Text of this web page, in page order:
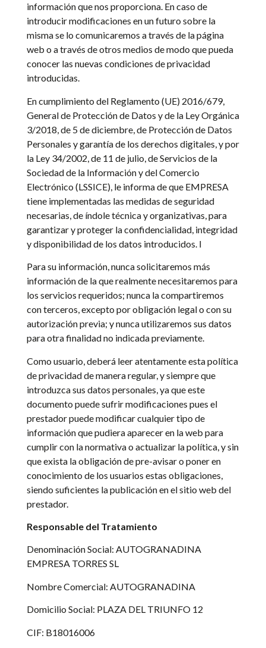
información que nos proporciona. En caso de
introducir modificaciones en un futuro sobre la
misma se lo comunicaremos a través de la página
web o a través de otros medios de modo que pueda
conocer las nuevas condiciones de privacidad
introducidas.
En cumplimiento del Reglamento (UE) 2016/679,
General de Protección de Datos y de la Ley Orgánica
3/2018, de 5 de diciembre, de Protección de Datos
Personales y garantía de los derechos digitales, y por
la Ley 34/2002, de 11 de julio, de Servicios de la
Sociedad de la Información y del Comercio
Electrónico (LSSICE), le informa de que EMPRESA
tiene implementadas las medidas de seguridad
necesarias, de índole técnica y organizativas, para
garantizar y proteger la confidencialidad, integridad
y disponibilidad de los datos introducidos. l
Para su información, nunca solicitaremos más
información de la que realmente necesitaremos para
los servicios requeridos; nunca la compartiremos
con terceros, excepto por obligación legal o con su
autorización previa; y nunca utilizaremos sus datos
para otra finalidad no indicada previamente.
Como usuario, deberá leer atentamente esta política
de privacidad de manera regular, y siempre que
introduzca sus datos personales, ya que este
documento puede sufrir modificaciones pues el
prestador puede modificar cualquier tipo de
información que pudiera aparecer en la web para
cumplir con la normativa o actualizar la política, y sin
que exista la obligación de pre-avisar o poner en
conocimiento de los usuarios estas obligaciones,
siendo suficientes la publicación en el sitio web del
prestador.
Responsable del Tratamiento
Denominación Social: AUTOGRANADINA
EMPRESA TORRES SL
Nombre Comercial: AUTOGRANADINA
Domicilio Social: PLAZA DEL TRIUNFO 12
CIF: B18016006